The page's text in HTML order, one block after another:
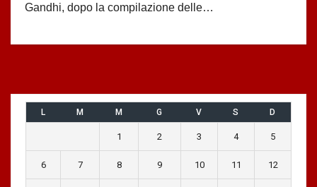
Gandhi, dopo la compilazione delle…
L M M G V S D
1 2 3 4 5
6 7 8 9 10 11 12